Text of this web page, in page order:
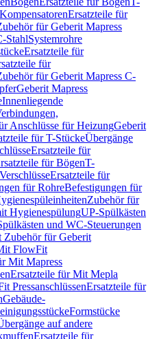
KompensatorenErsatzteile für
für Geberit Mapress
StahlSystemrohre
Ersatzteile für
für
für Geberit Mapress C-
Geberit Mapress
Innenliegende
Anschlüsse für HeizungGeberit
für T-StückeÜbergänge
Ersatzteile für
für BögenT-
VerschlüsseErsatzteile für
für RohreBefestigungen für
Zubehör für
HygienespülungUP-Spülkästen
und WC-Steuerungen
Zubehör für Geberit
FlowFit
Mit Mapress
Ersatzteile für Mit Mepla
PressanschlüssenErsatzteile für
Gebäude-
Formstücke
auf andere
Ersatzteile für